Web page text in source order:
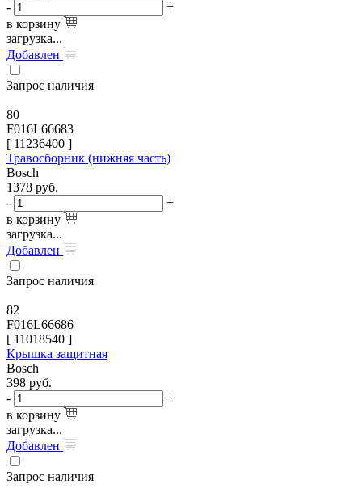
-
+
в корзину
загрузка...
Добавлен
Запрос наличия
80
F016L66683
[ 11236400 ]
Травосборник (нижняя часть)
Bosch
1378 руб.
-
+
в корзину
загрузка...
Добавлен
Запрос наличия
82
F016L66686
[ 11018540 ]
Крышка защитная
Bosch
398 руб.
-
+
в корзину
загрузка...
Добавлен
Запрос наличия